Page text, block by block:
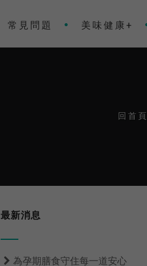
常見問題 美味健康+
回首頁
最新消息
 為孕期膳食守住每一道安心